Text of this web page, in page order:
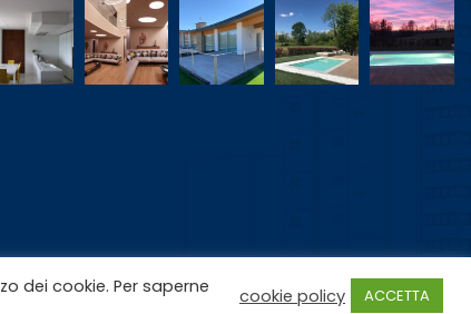
dei cookie. Per saperne
cookie policy ACCETTA